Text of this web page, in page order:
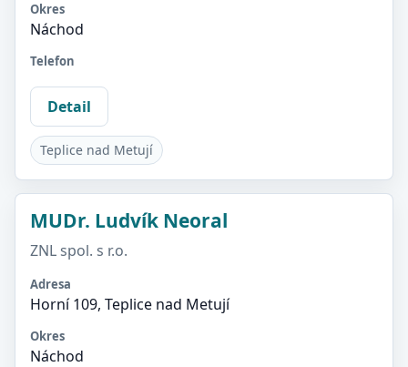
Okres
Náchod
Telefon
Detail
Teplice nad Metují
MUDr. Ludvík Neoral
ZNL spol. s r.o.
Adresa
Horní 109, Teplice nad Metují
Okres
Náchod